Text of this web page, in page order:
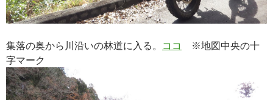
集落の奥から川沿いの林道に入る。 ココ
※地図中央の十
字マーク